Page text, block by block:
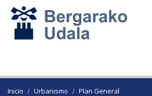
Inicio Urbanismo
Plan General